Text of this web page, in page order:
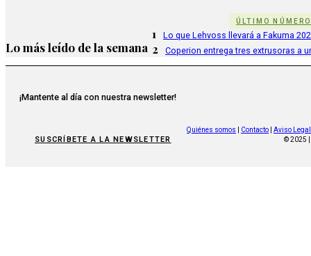
ÚLTIMO NÚMERO
Lo más leído de la semana
1 Lo que Lehvoss llevará a Fakuma
2 Coperion entrega tres extrusoras a
¡Mantente al día con nuestra newsletter!
SUSCRÍBETE A LA NEWSLETTER
Quiénes somos Contacto
Aviso Legal
© 2025